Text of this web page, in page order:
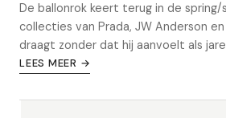
De ballonrok keert terug in de
collecties van Prada, JW Anderson
draagt zonder dat hij aanvoelt als
LEES MEER →